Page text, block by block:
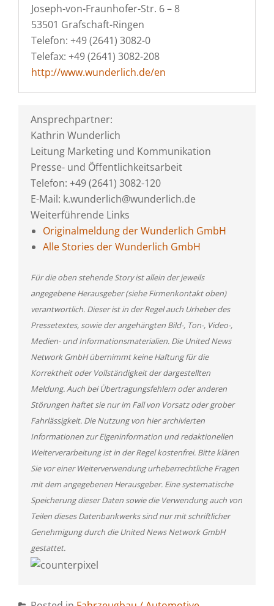
Joseph-von-Fraunhofer-Str. 6 – 8
53501 Grafschaft-Ringen
Telefon: +49 (2641) 3082-0
Telefax: +49 (2641) 3082-208
http://www.wunderlich.de/en
Ansprechpartner:
Kathrin Wunderlich
Leitung Marketing und Kommunikation
Presse- und Öffentlichkeitsarbeit
Telefon: +49 (2641) 3082-120
E-Mail: k.wunderlich@wunderlich.de
Weiterführende Links
Originalmeldung der Wunderlich GmbH
Alle Stories der Wunderlich GmbH
Für die oben stehende Story ist allein der jeweils
angegebene Herausgeber (siehe Firmenkontakt oben)
verantwortlich. Dieser ist in der Regel auch Urheber des
Pressetextes, sowie der angehängten Bild-, Ton-, Video-,
Medien- und Informationsmaterialien. Die United News
Network GmbH übernimmt keine Haftung für die
Korrektheit oder Vollständigkeit der dargestellten
Meldung. Auch bei Übertragungsfehlern oder anderen
Störungen haftet sie nur im Fall von Vorsatz oder grober
Fahrlässigkeit. Die Nutzung von hier archivierten
Informationen zur Eigeninformation und redaktionellen
Weiterverarbeitung ist in der Regel kostenfrei. Bitte klären
Sie vor einer Weiterverwendung urheberrechtliche Fragen
mit dem angegebenen Herausgeber. Eine systematische
Speicherung dieser Daten sowie die Verwendung auch von
Teilen dieses Datenbankwerks sind nur mit schriftlicher
Genehmigung durch die United News Network GmbH
gestattet.